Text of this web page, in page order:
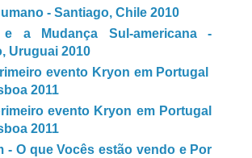
- Santiago, Chile 2010
a Mudança Sul-americana -
Uruguai 2010
evento Kryon em Portugal
2011
evento Kryon em Portugal
2011
- O que Vocês estão vendo e Por